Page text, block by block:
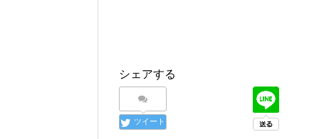
シェアする
ツイート